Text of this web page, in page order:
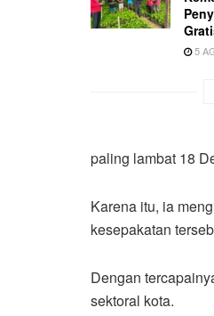
5
paling lambat 18
Karena itu, ia
kesepakatan
Dengan
sektoral kota.